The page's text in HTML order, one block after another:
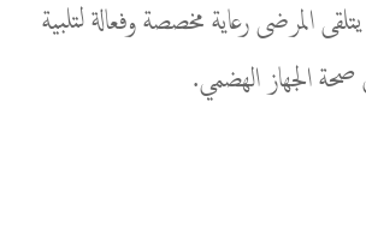
المرضى رعاية مخصصة وفعالة لتلبية
صحة الجهاز الهضمي.